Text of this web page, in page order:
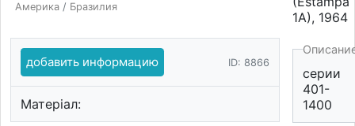
Америка/ Бразилия
добавить информацию ID: 8866
Матеріал:
серии
401-
1400